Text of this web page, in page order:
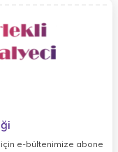
e-bültenimize abone